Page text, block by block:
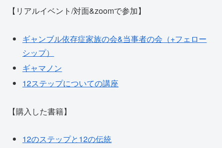
【リアルイベント/対面&zoomで参加】
ギャンブル依存症家族の会&当事者の会（+フェロー
シップ）
ギャマノン
12ステップについての講座
【購入した書籍】
12のステップと12の伝統